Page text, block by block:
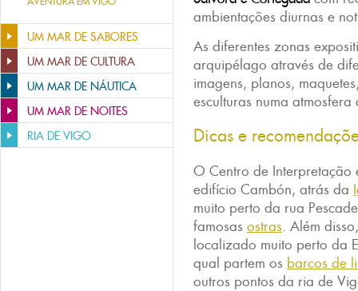
UM MAR DE SABORES
UM MAR DE CULTURA
UM MAR DE NÁUTICA
UM MAR DE NOITES
RIA DE VIGO
ambientações diurnas e
As diferentes zonas
arquipélago através de
imagens, planos,
esculturas numa
Dicas e
O Centro de Interpretação
edifício Cambón, atrás da
muito perto da rua
famosas ostras. Além
localizado muito perto da
qual partem os barcos de
outros pontos da ria de